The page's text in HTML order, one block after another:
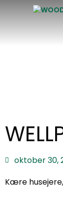
oktober 30,
Kære husejere,